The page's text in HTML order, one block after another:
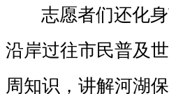
志愿者们还化
沿岸过往市民普及
周知识，讲解河湖